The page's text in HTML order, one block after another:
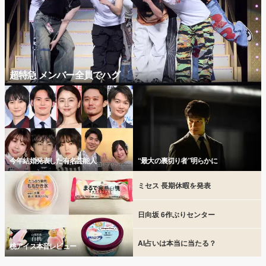
超特急 メンバー全員でハグ
今年結婚発表した有名芸能人 “最大の裏切り者”明らかに
桃アイス本音レビュー
ミセス 長期休暇を発表
日向坂 6作ぶりセンター
AI占いは本当に当たる？